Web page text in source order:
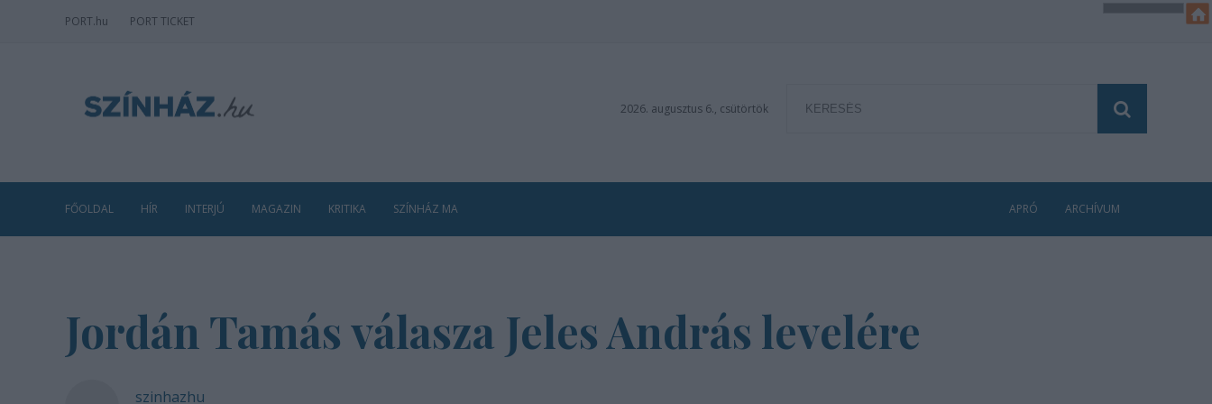
PORT.hu PORT TICKET
2026. augusztus 6., csütörtök
FŐOLDAL HÍR INTERJÚ MAGAZIN KRITIKA SZÍNHÁZ MA APRÓ ARCHÍVUM
Jordán Tamás válasza Jeles András levelére
szinhazhu